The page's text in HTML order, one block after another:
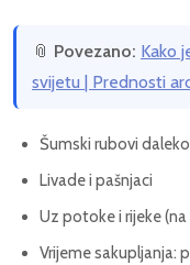
📎 Povezano: Kako
svijetu | Prednosti
Šumski rubovi
Livade i pašnjaci
Uz potoke i rijeke
Vrijeme sakupljanja: